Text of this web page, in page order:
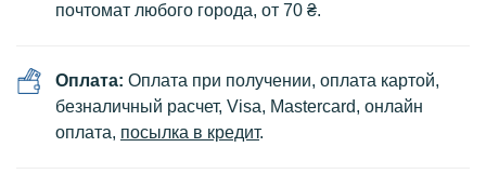
почтомат любого города, от 70 ₴.
Оплата: Оплата при получении, оплата картой,
безналичный расчет, Visa, Mastercard, онлайн
оплата, посылка в кредит.